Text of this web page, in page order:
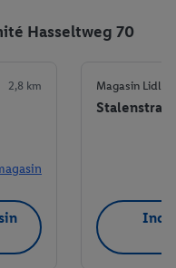
Hasseltweg 70
2,8 km Magasin Lidl